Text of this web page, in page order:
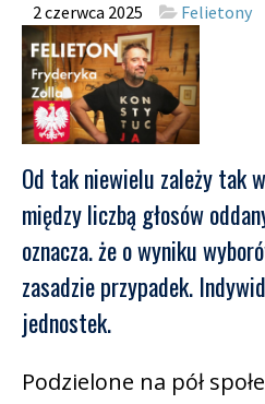
2 czerwca 2025 Felietony
Od tak niewielu zależy tak
między liczbą głosów
oznacza. że o wyniku
zasadzie przypadek.
jednostek.
Podzielone na pół